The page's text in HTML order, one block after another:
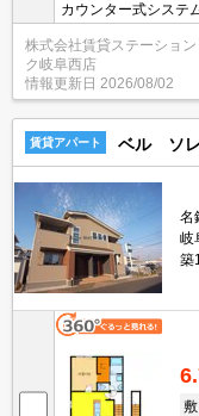
カウンター式システ
株式会社賃貸ステーショ
ク岐阜西店
情報更新日 2026/08/02
賃貸アパート ベル ソ
名
岐
築
敷